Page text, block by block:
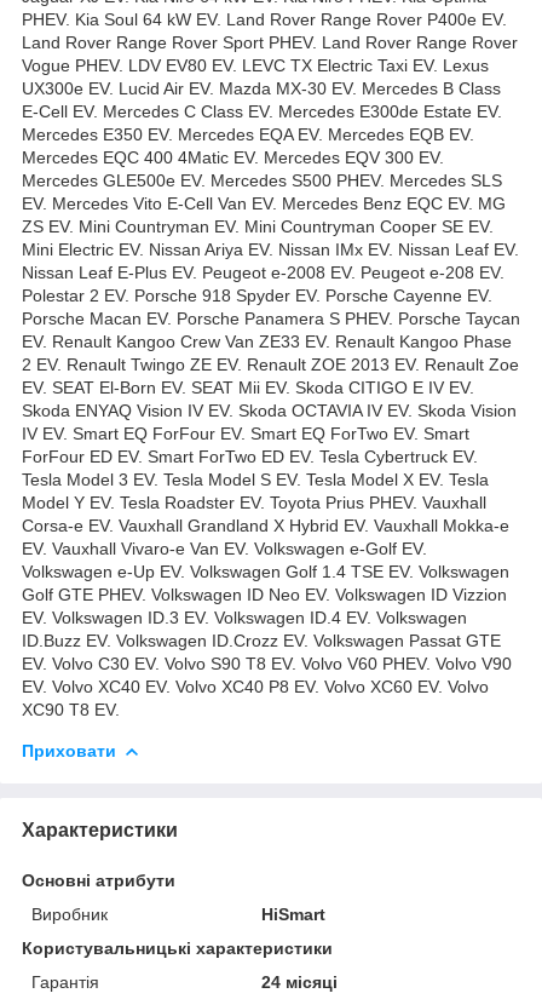
PHEV. Kia Soul 64 kW EV. Land Rover Range Rover P400e EV.
Land Rover Range Rover Sport PHEV. Land Rover Range Rover
Vogue PHEV. LDV EV80 EV. LEVC TX Electric Taxi EV. Lexus
UX300e EV. Lucid Air EV. Mazda MX-30 EV. Mercedes B Class
E-Cell EV. Mercedes C Class EV. Mercedes E300de Estate EV.
Mercedes E350 EV. Mercedes EQA EV. Mercedes EQB EV.
Mercedes EQC 400 4Matic EV. Mercedes EQV 300 EV.
Mercedes GLE500e EV. Mercedes S500 PHEV. Mercedes SLS
EV. Mercedes Vito E-Cell Van EV. Mercedes Benz EQC EV. MG
ZS EV. Mini Countryman EV. Mini Countryman Cooper SE EV.
Mini Electric EV. Nissan Ariya EV. Nissan IMx EV. Nissan Leaf EV.
Nissan Leaf E-Plus EV. Peugeot e-2008 EV. Peugeot e-208 EV.
Polestar 2 EV. Porsche 918 Spyder EV. Porsche Cayenne EV.
Porsche Macan EV. Porsche Panamera S PHEV. Porsche Taycan
EV. Renault Kangoo Crew Van ZE33 EV. Renault Kangoo Phase
2 EV. Renault Twingo ZE EV. Renault ZOE 2013 EV. Renault Zoe
EV. SEAT El-Born EV. SEAT Mii EV. Skoda CITIGO E IV EV.
Skoda ENYAQ Vision IV EV. Skoda OCTAVIA IV EV. Skoda Vision
IV EV. Smart EQ ForFour EV. Smart EQ ForTwo EV. Smart
ForFour ED EV. Smart ForTwo ED EV. Tesla Cybertruck EV.
Tesla Model 3 EV. Tesla Model S EV. Tesla Model X EV. Tesla
Model Y EV. Tesla Roadster EV. Toyota Prius PHEV. Vauxhall
Corsa-e EV. Vauxhall Grandland X Hybrid EV. Vauxhall Mokka-e
EV. Vauxhall Vivaro-e Van EV. Volkswagen e-Golf EV.
Volkswagen e-Up EV. Volkswagen Golf 1.4 TSE EV. Volkswagen
Golf GTE PHEV. Volkswagen ID Neo EV. Volkswagen ID Vizzion
EV. Volkswagen ID.3 EV. Volkswagen ID.4 EV. Volkswagen
ID.Buzz EV. Volkswagen ID.Crozz EV. Volkswagen Passat GTE
EV. Volvo C30 EV. Volvo S90 T8 EV. Volvo V60 PHEV. Volvo V90
EV. Volvo XC40 EV. Volvo XC40 P8 EV. Volvo XC60 EV. Volvo
XC90 T8 EV.
Приховати
Характеристики
Основні атрибути
Виробник
HiSmart
Користувальницькі характеристики
Гарантія
24 місяці